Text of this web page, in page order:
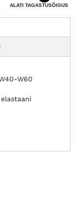
ALATI TAGASTUSÕIGUS
W60